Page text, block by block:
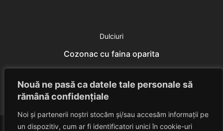
Nouă ne pasă ca datele tale personale să
rămână confidențiale
Noi și partenerii noștri stocăm și/sau accesăm informații pe
un dispozitiv, cum ar fi identificatori unici în cookie-uri
Dulciuri
Cozonac cu faina oparita
Eduard Nedelcu July 18, 2014